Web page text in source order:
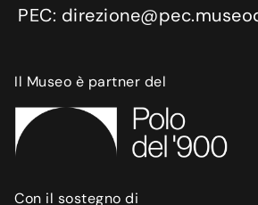
PEC:
Il Museo è partner del
Con il sostegno di